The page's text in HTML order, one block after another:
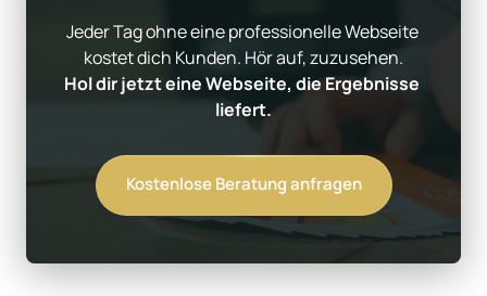
Jeder Tag ohne eine professionelle Webseite
Hol dir jetzt eine Webseite, die Ergebnisse
liefert.
Kostenlose Beratung anfragen